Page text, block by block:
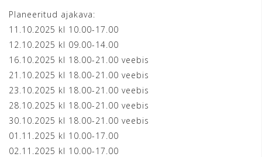
Planeeritud ajakava:
11.10.2025 kl 10.00-17.00
12.10.2025 kl 09.00-14.00
16.10.2025 kl 18.00-21.00 veebis
21.10.2025 kl 18.00-21.00 veebis
23.10.2025 kl 18.00-21.00 veebis
28.10.2025 kl 18.00-21.00 veebis
30.10.2025 kl 18.00-21.00 veebis
01.11.2025 kl 10.00-17.00
02.11.2025 kl 10.00-17.00